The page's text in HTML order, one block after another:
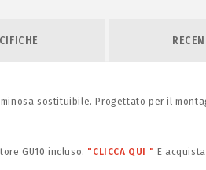
sostituibile. Progettato per il
GU10 incluso. "CLICCA QUI " E